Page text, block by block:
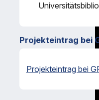
Projekteintrag bei
Projekteintrag bei